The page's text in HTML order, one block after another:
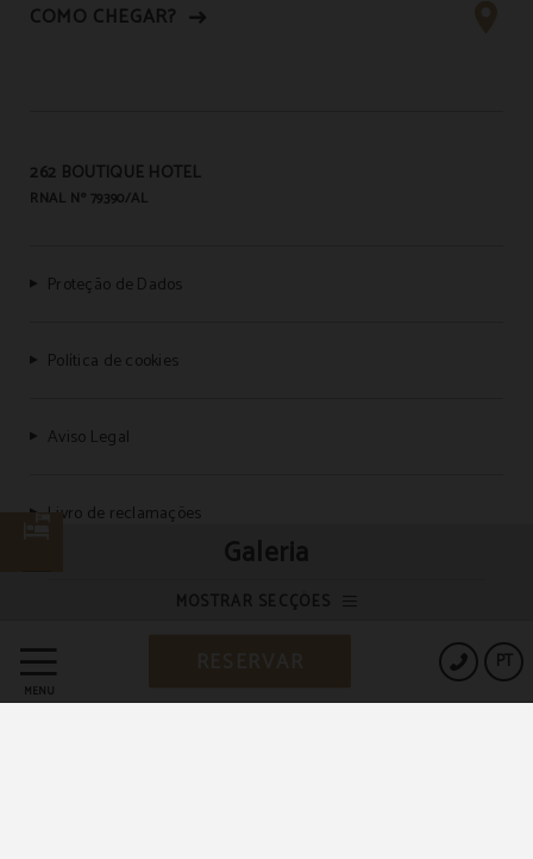
MENU
PT
Galeria
MOSTRAR SECÇÕES
COMO CHEGAR?
262 BOUTIQUE HOTEL
RNAL Nº 79390/AL
Proteção de Dados
Política de cookies
Aviso Legal
Livro de reclamações
Compra segura